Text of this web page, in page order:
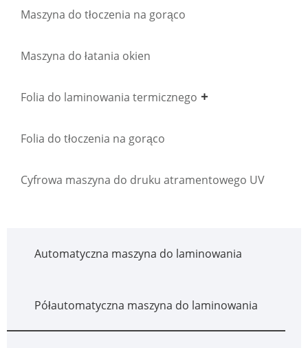
Maszyna do tłoczenia na gorąco
Maszyna do łatania okien
Folia do laminowania termicznego
Folia do tłoczenia na gorąco
Cyfrowa maszyna do druku atramentowego UV
Automatyczna maszyna do laminowania
Półautomatyczna maszyna do laminowania